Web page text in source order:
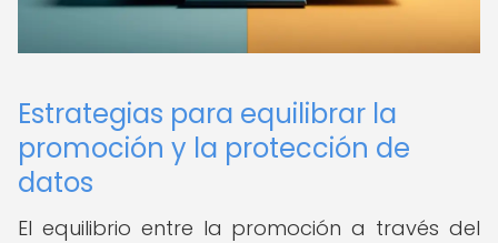
Estrategias para equilibrar la
promoción y la protección de
datos
El equilibrio entre la promoción a través del